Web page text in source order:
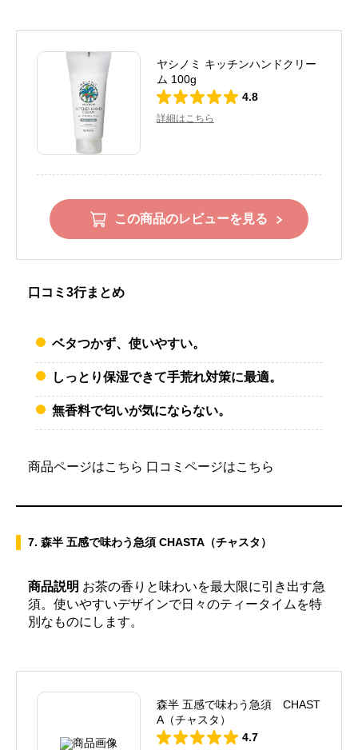
ヤシノミ キッチンハンドクリー
ム 100g
4.8
詳細はこちら
この商品のレビューを見る
口コミ3行まとめ
ベタつかず、使いやすい。
しっとり保湿できて手荒れ対策に最適。
無香料で匂いが気にならない。
商品ページはこちら 口コミページはこちら
7. 森半 五感で味わう急須 CHASTA（チャスタ）
商品説明 お茶の香りと味わいを最大限に引き出す急
須。使いやすいデザインで日々のティータイムを特
別なものにします。
森半 五感で味わう急須 CHAST
A（チャスタ）
4.7